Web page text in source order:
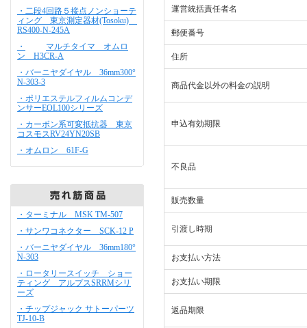
・二段4回路５接点ノンショーテ
ィング 東京測定器材(Tosoku)
RS400-N-245A
・
マルチタイマ オムロ
ン H3CR-A
・バーニヤダイヤル 36mm300°
N-303-3
・ポリエステルフィルムコンデ
ンサーEOL100シリーズ
・カーボン系可変抵抗器 東京
コスモスRV24YN20SB
・オムロン 61F-G
・ターミナル MSK TM-507
・サンワコネクター SCK-12 P
・バーニヤダイヤル 36mm180°
N-303
・ロータリースイッチ ショー
ティング アルプスSRRMシリ
ーズ
・チップジャック サトーパーツ
TJ-10-B
運営統括責任者名
郵便番号
住所
商品代金以外の料金の説明
申込有効期限
不良品
販売数量
引渡し時期
お支払い方法
お支払い期限
返品期限